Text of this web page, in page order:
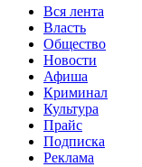
Вся лента
Власть
Общество
Новости
Афиша
Криминал
Культура
Прайс
Подписка
Реклама